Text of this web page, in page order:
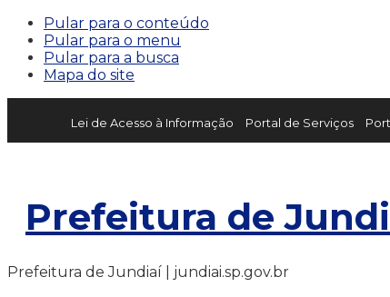
Pular para o conteúdo
Pular para o menu
Pular para a busca
Mapa do site
Lei de Acesso à Informação Portal de Serviços
Prefeitura de
Prefeitura de Jundiaí | jundiai.sp.gov.br